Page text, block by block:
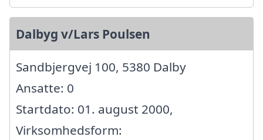
Dalbyg v/Lars Poulsen
Sandbjergvej 100, 5380 Dalby
Ansatte: 0
Startdato: 01. august 2000,
Virksomhedsform: